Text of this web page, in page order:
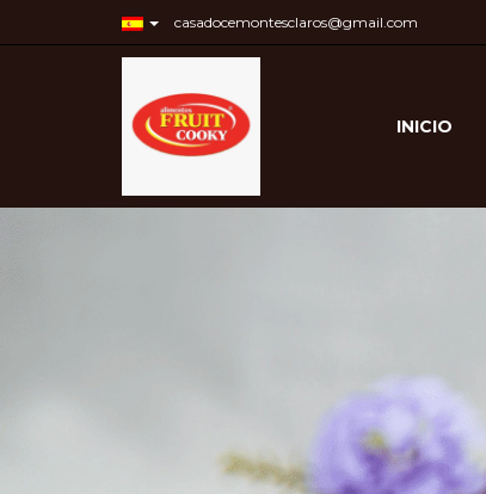
casadocemontesclaros@gmail.com
INICIO